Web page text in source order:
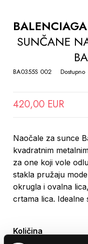
THE
BEGINNING
OF
GALLERY
BALENCIAGA
SUNČANE
BA0355S 002 Dostupno
420,00 EUR
Naočale za sunce
kvadratnim
za one koji vole
stakla pružaju
okrugla i ovalna
crtama lica. Idealne
Količina